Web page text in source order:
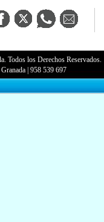
Todos los Derechos Reservados.
|958 539 697